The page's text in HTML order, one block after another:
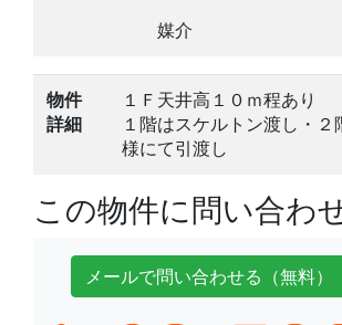
媒介
物件
詳細
１Ｆ天井高１０ｍ程あり
１階はスケルトン渡し・２
様にて引渡し
この物件に問い合わ
メールで問い合わせる （無料）